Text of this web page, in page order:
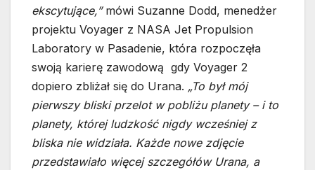
ekscytujące,”mówi Suzanne Dodd, menedżer
projektu Voyager z NASA Jet Propulsion
Laboratory w Pasadenie, która rozpoczęła
swoją karierę zawodową gdy Voyager 2
dopiero zbliżał się do Urana. „To był mój
pierwszy bliski przelot w pobliżu planety – i to
planety, której ludzkość nigdy wcześniej z
bliska nie widziała. Każde nowe zdjęcie
przedstawiało więcej szczegółów Urana, a